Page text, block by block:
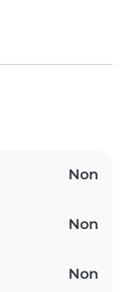
Non
Non
Non